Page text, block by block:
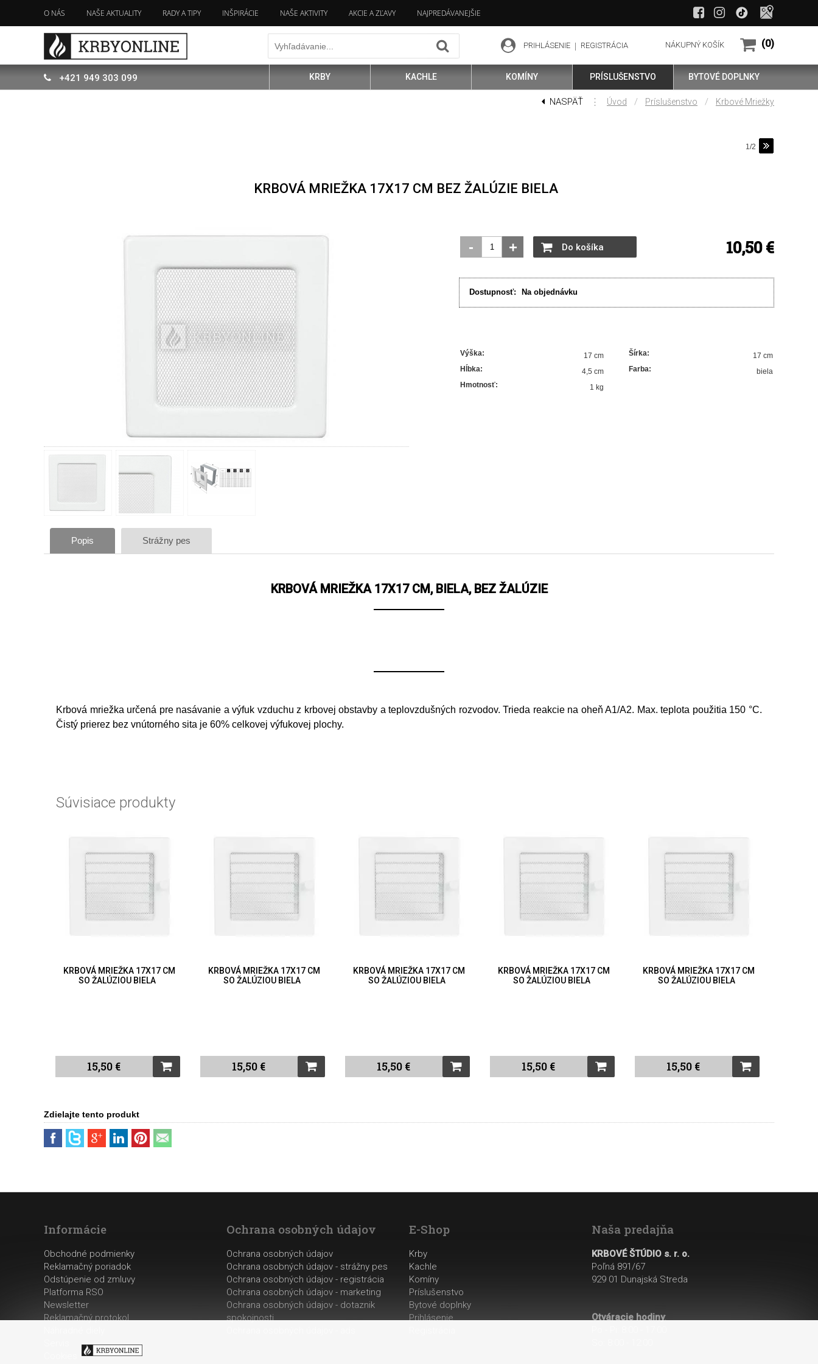
O NÁS NAŠE AKTUALITY RADY A TIPY INŠPIRÁCIE NAŠE AKTIVITY AKCIE A ZĽAVY NAJPREDÁVANEJŠIE
KRBY KACHLE KOMÍNY PRÍSLUŠENSTVO BYTOVÉ DOPLNKY
PRIHLÁSENIE REGISTRÁCIA
+421 949 303 099
NÁKUPNÝ KOŠÍK (0)
NASPÄŤ ⋮ Úvod / Príslušenstvo / Krbové Mriežky
1/2
KRBOVÁ MRIEŽKA 17X17 CM BEZ ŽALÚZIE BIELA
- + Do košíka 10,50 €
Dostupnosť: Na objednávku
Výška: 17 cm Šírka:
17 cm
Hĺbka: 4,5 cm Farba:
biela
Hmotnosť: 1 kg
Popis Strážny pes
KRBOVÁ MRIEŽKA 17X17 CM, BIELA, BEZ ŽALÚZIE
Krbová mriežka určená pre nasávanie a výfuk vzduchu z krbovej obstavby a teplovzdušných rozvodov. Trieda reakcie na oheň A1/A2. Max. teplota použitia 150 °C.
Čistý prierez bez vnútorného sita je 60% celkovej výfukovej plochy.
Súvisiace produkty
KRBOVÁ MRIEŽKA 17X17 CM
SO ŽALÚZIOU BIELA
15,50 €
KRBOVÁ MRIEŽKA 17X17 CM
SO ŽALÚZIOU BIELA
15,50 €
KRBOVÁ MRIEŽKA 17X17 CM
SO ŽALÚZIOU BIELA
15,50 €
KRBOVÁ MRIEŽKA 17X17 CM
SO ŽALÚZIOU BIELA
15,50 €
KRBOVÁ MRIEŽKA 17X17 CM
SO ŽALÚZIOU BIELA
15,50 €
Zdielajte tento produkt
Informácie
Obchodné podmienky
Reklamačný poriadok
Odstúpenie od zmluvy
Platforma RSO
Newsletter
Reklamačný protokol
Ochrana osobných údajov
Ochrana osobných údajov
Ochrana osobných údajov - strážny pes
Ochrana osobných údajov - registrácia
Ochrana osobných údajov - marketing
Ochrana osobných údajov - dotaznik
spokojnosti
E-Shop
Krby
Kachle
Komíny
Príslušenstvo
Bytové doplnky
Prihlásenie
Naša predajňa
KRBOVÉ ŠTÚDIO s. r. o.
Poľná 891/67
929 01 Dunajská Streda
Otváracie hodiny: